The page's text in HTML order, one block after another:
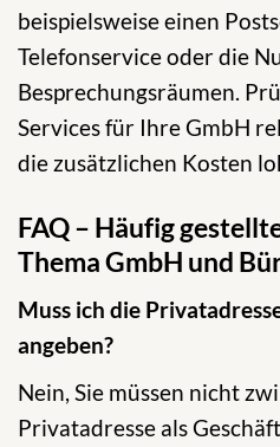
beispielsweise einen
Telefonservice oder die
Besprechungsräumen.
Services für Ihre GmbH
die zusätzlichen Kosten
FAQ – Häufig
Thema GmbH und
Muss ich die
angeben?
Nein, Sie müssen nicht
Privatadresse als